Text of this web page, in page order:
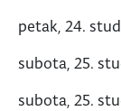
petak, 24.
subota, 25.
subota, 25.